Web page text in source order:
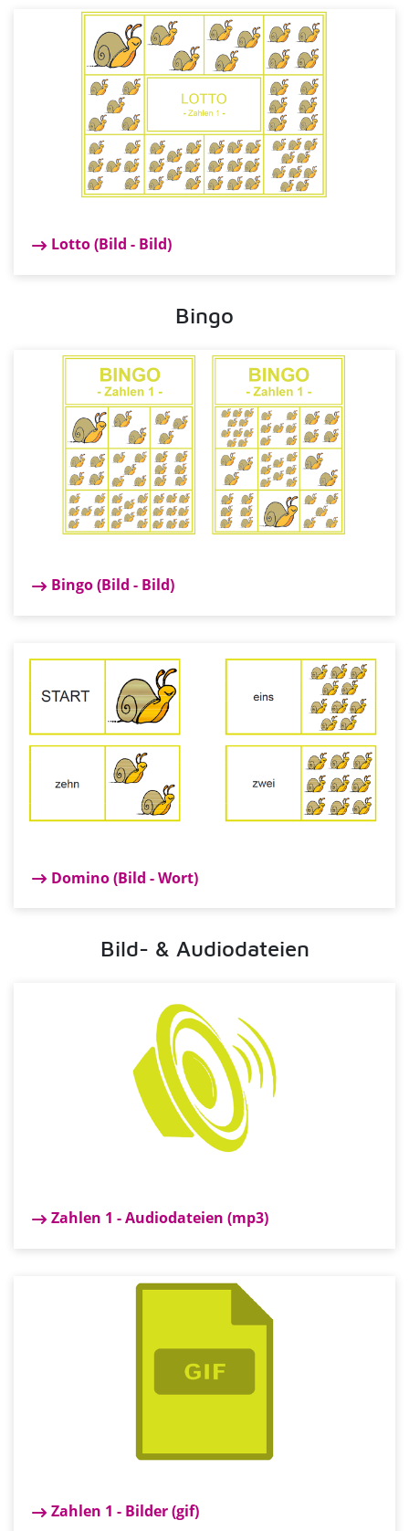
Lotto (Bild - Bild)
Bingo
Bingo (Bild - Bild)
Domino (Bild - Wort)
Bild- & Audiodateien
Zahlen 1 - Audiodateien (mp3)
Zahlen 1 - Bilder (gif)